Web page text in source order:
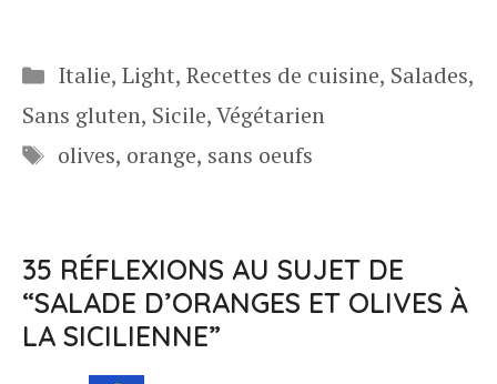
Catégories
Italie, Light, Recettes de cuisine, Salades,
Sans gluten, Sicile,Végétarien
Étiquettes
olives, orange, sans oeufs
35 RÉFLEXIONS AU SUJET DE
“SALADE D’ORANGES ET OLIVES À
LA SICILIENNE”